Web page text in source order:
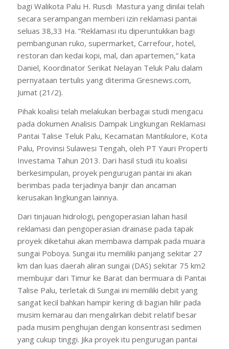
bagi Walikota Palu H. Rusdi Mastura yang dinilai telah
secara serampangan memberi izin reklamasi pantai
seluas 38,33 Ha. “Reklamasi itu diperuntukkan bagi
pembangunan ruko, supermarket, Carrefour, hotel,
restoran dan kedai kopi, mal, dan apartemen,” kata
Daniel, Koordinator Serikat Nelayan Teluk Palu dalam
pernyataan tertulis yang diterima Gresnews.com,
Jumat (21/2).
Pihak koalisi telah melakukan berbagai studi mengacu
pada dokumen Analisis Dampak Lingkungan Reklamasi
Pantai Talise Teluk Palu, Kecamatan Mantikulore, Kota
Palu, Provinsi Sulawesi Tengah, oleh PT Yauri Properti
Investama Tahun 2013. Dari hasil studi itu koalisi
berkesimpulan, proyek pengurugan pantai ini akan
berimbas pada terjadinya banjir dan ancaman
kerusakan lingkungan lainnya.
Dari tinjauan hidrologi, pengoperasian lahan hasil
reklamasi dan pengoperasian drainase pada tapak
proyek diketahui akan membawa dampak pada muara
sungai Poboya. Sungai itu memiliki panjang sekitar 27
km dan luas daerah aliran sungai (DAS) sekitar 75 km2
membujur dari Timur ke Barat dan bermuara di Pantai
Talise Palu, terletak di Sungai ini memiliki debit yang
sangat kecil bahkan hampir kering di bagian hilir pada
musim kemarau dan mengalirkan debit relatif besar
pada musim penghujan dengan konsentrasi sedimen
yang cukup tinggi. Jika proyek itu pengurugan pantai